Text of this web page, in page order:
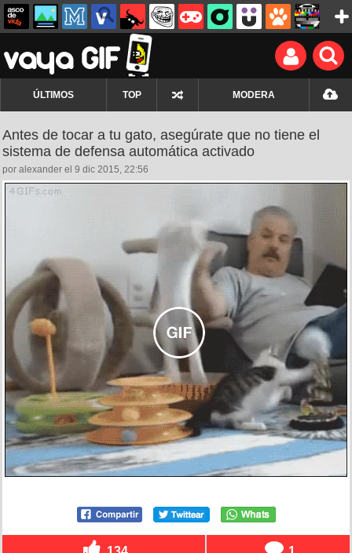
ÚLTIMOS TOP MODERA
Antes de tocar a tu gato, asegúrate que no tiene el
sistema de defensa automática activado
por alexander el 9 dic 2015, 22:56